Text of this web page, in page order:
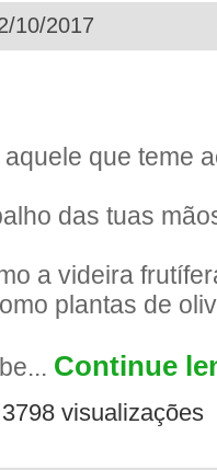
10/2017
que teme
das tuas
a videira
plantas de
Continue
3798 visualizações